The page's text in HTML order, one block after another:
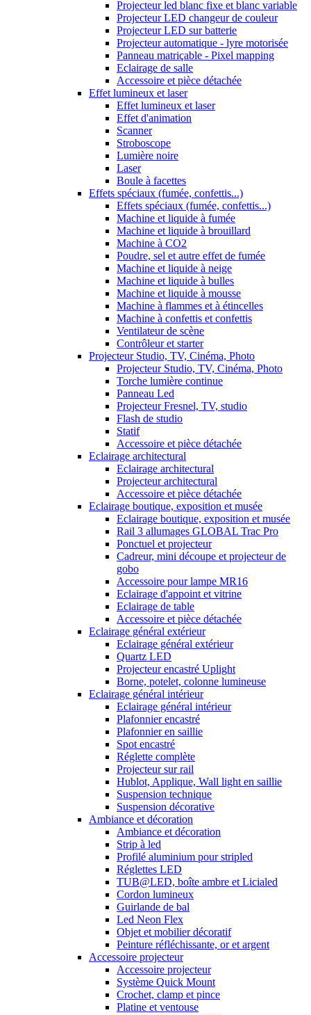
Projecteur led blanc fixe et blanc variable
Projecteur LED changeur de couleur
Projecteur LED sur batterie
Projecteur automatique - lyre motorisée
Panneau matriçable - Pixel mapping
Eclairage de salle
Accessoire et pièce détachée
Effet lumineux et laser
Effet lumineux et laser
Effet d'animation
Scanner
Stroboscope
Lumière noire
Laser
Boule à facettes
Effets spéciaux (fumée, confettis...)
Effets spéciaux (fumée, confettis...)
Machine et liquide à fumée
Machine et liquide à brouillard
Machine à CO2
Poudre, sel et autre effet de fumée
Machine et liquide à neige
Machine et liquide à bulles
Machine et liquide à mousse
Machine à flammes et à étincelles
Machine à confettis et confettis
Ventilateur de scène
Contrôleur et starter
Projecteur Studio, TV, Cinéma, Photo
Projecteur Studio, TV, Cinéma, Photo
Torche lumière continue
Panneau Led
Projecteur Fresnel, TV, studio
Flash de studio
Statif
Accessoire et pièce détachée
Eclairage architectural
Eclairage architectural
Projecteur architectural
Accessoire et pièce détachée
Eclairage boutique, exposition et musée
Eclairage boutique, exposition et musée
Rail 3 allumages GLOBAL Trac Pro
Ponctuel et projecteur
Cadreur, mini découpe et projecteur de
gobo
Accessoire pour lampe MR16
Eclairage d'appoint et vitrine
Eclairage de table
Accessoire et pièce détachée
Eclairage général extérieur
Eclairage général extérieur
Quartz LED
Projecteur encastré Uplight
Borne, potelet, colonne lumineuse
Eclairage général intérieur
Eclairage général intérieur
Plafonnier encastré
Plafonnier en saillie
Spot encastré
Réglette complète
Projecteur sur rail
Hublot, Applique, Wall light en saillie
Suspension technique
Suspension décorative
Ambiance et décoration
Ambiance et décoration
Strip à led
Profilé aluminium pour stripled
Réglettes LED
TUB@LED, boîte ambre et Licialed
Cordon lumineux
Guirlande de bal
Led Neon Flex
Objet et mobilier décoratif
Peinture réfléchissante, or et argent
Accessoire projecteur
Accessoire projecteur
Système Quick Mount
Crochet, clamp et pince
Platine et ventouse